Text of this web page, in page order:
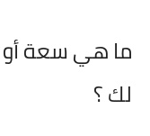
ما هي سعة أو
لك ؟